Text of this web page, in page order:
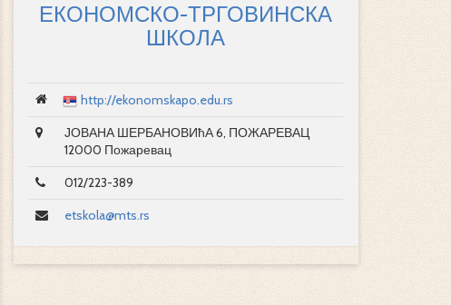
ЕКОНОМСКО-ТРГОВИНСКА
ШКОЛА
http://ekonomskapo.edu.rs
ЈОВАНА ШЕРБАНОВИћА 6, ПОЖАРЕВАЦ
12000 Пожаревац
012/223-389
etskola@mts.rs